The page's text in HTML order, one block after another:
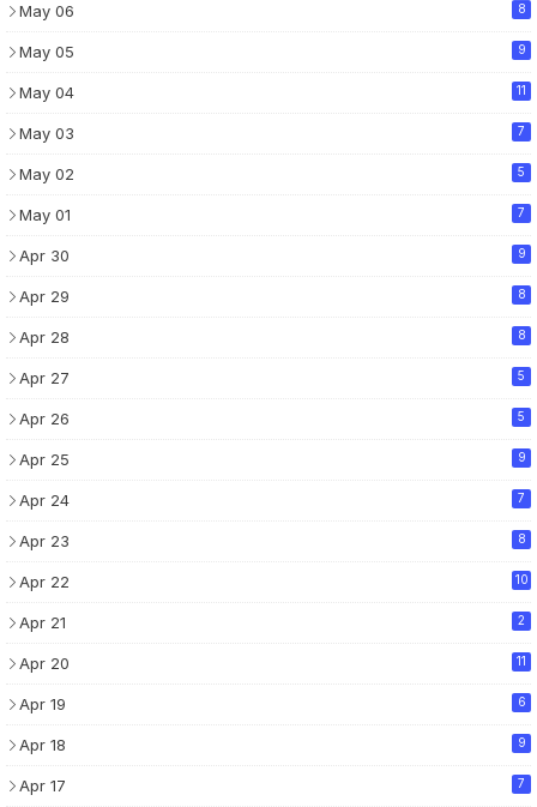
May 06 8
May 05 9
May 04 11
May 03 7
May 02 5
May 01 7
Apr 30 9
Apr 29 8
Apr 28 8
Apr 27 5
Apr 26 5
Apr 25 9
Apr 24 7
Apr 23 8
Apr 22 10
Apr 21 2
Apr 20 11
Apr 19 6
Apr 18 9
Apr 17 7